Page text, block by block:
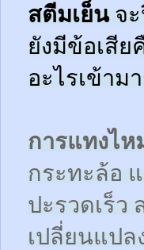
สตีมเย็นจะ
ยังมีข้อเสีย
อะไรเข้าม
การแทงไห
กระทะล้อ
ปะรวดเร็ว
เปลี่ยนแป